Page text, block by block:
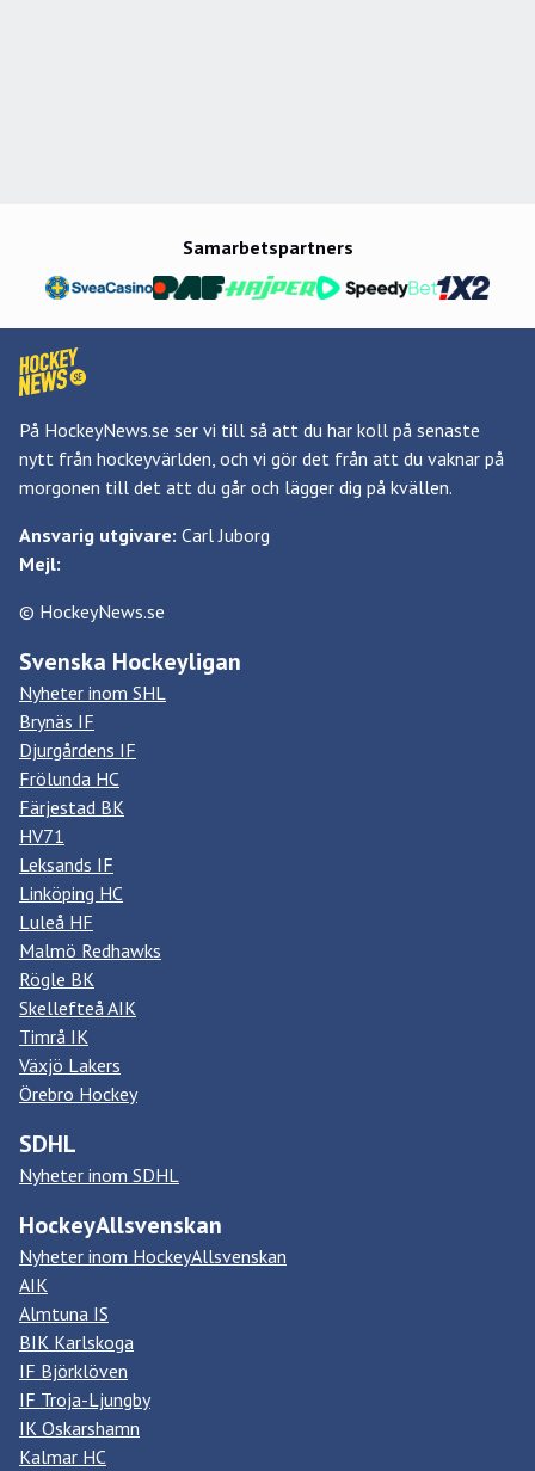
Samarbetspartners
På HockeyNews.se ser vi till så att du har koll på senaste
nytt från hockeyvärlden, och vi gör det från att du vaknar på
morgonen till det att du går och lägger dig på kvällen.
Ansvarig utgivare: Carl Juborg
Mejl:
© HockeyNews.se
Svenska Hockeyligan
Nyheter inom SHL
Brynäs IF
Djurgårdens IF
Frölunda HC
Färjestad BK
HV71
Leksands IF
Linköping HC
Luleå HF
Malmö Redhawks
Rögle BK
Skellefteå AIK
Timrå IK
Växjö Lakers
Örebro Hockey
SDHL
Nyheter inom SDHL
HockeyAllsvenskan
Nyheter inom HockeyAllsvenskan
AIK
Almtuna IS
BIK Karlskoga
IF Björklöven
IF Troja-Ljungby
IK Oskarshamn
Kalmar HC